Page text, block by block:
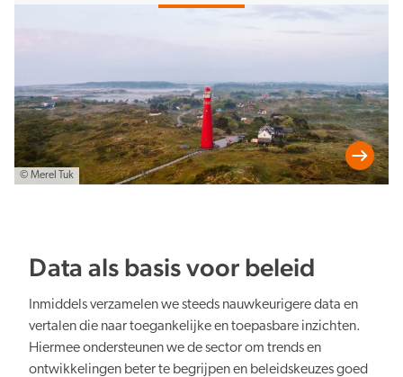
© Merel Tuk
Data als basis voor beleid
Inmiddels verzamelen we steeds nauwkeurigere data en
vertalen die naar toegankelijke en toepasbare inzichten.
Hiermee ondersteunen we de sector om trends en
ontwikkelingen beter te begrijpen en beleidskeuzes goed